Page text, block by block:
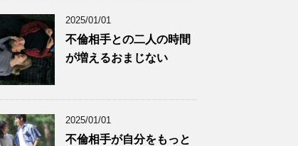
2025/01/01
不倫相手との二人の時間
が増えるおまじない
2025/01/01
不倫相手が自分をもっと